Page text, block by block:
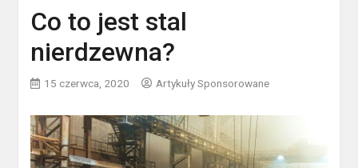
Co to jest stal
nierdzewna?
15 czerwca, 2020 Artykuły Sponsorowane